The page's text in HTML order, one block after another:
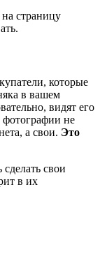
страницу
которые
в вашем
видят его
фотографии не
а свои. Это
свои
в их